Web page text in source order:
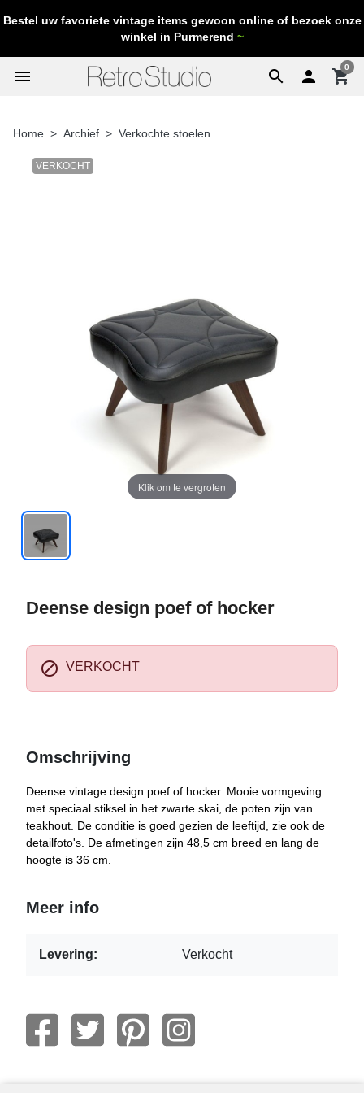
Bestel uw favoriete vintage items gewoon online of bezoek onze
winkel in Purmerend ~
search
menu  shopping_cart
0
Home Archief Verkochte stoelen
VERKOCHT
Klik om te vergroten
Deense design poef of hocker
 VERKOCHT
Omschrijving
Deense vintage design poef of hocker. Mooie vormgeving
met speciaal stiksel in het zwarte skai, de poten zijn van
teakhout. De conditie is goed gezien de leeftijd, zie ook de
detailfoto's. De afmetingen zijn 48,5 cm breed en lang de
hoogte is 36 cm.
Meer info
Levering: Verkocht